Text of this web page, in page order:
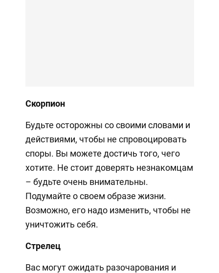
Скорпион
Будьте осторожны со своими словами и
действиями, чтобы не спровоцировать
споры. Вы можете достичь того, чего
хотите. Не стоит доверять незнакомцам
– будьте очень внимательны.
Подумайте о своем образе жизни.
Возможно, его надо изменить, чтобы не
уничтожить себя.
Стрелец
Вас могут ожидать разочарования и